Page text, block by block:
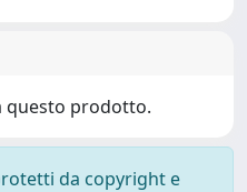
questo prodotto.
da copyright e